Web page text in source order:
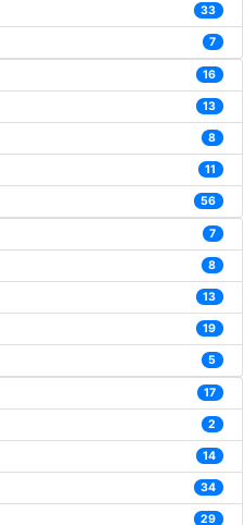
33
7
16
13
8
11
56
7
8
13
19
5
17
2
14
34
29